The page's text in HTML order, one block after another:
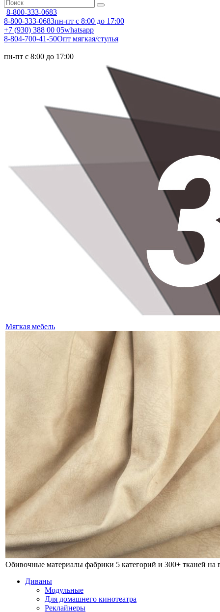
8-800-333-0683
8-800-333-0683пн-пт с 8:00 до 17:00
+7 (930) 388 00 05whatsapp
8-804-700-41-50Опт мягкая/стулья
пн-пт с 8:00 до 17:00
Мягкая мебель
Обивочные материалы фабрики 5 категорий и 300+ тканей на
Диваны
Модульные
Для домашнего кинотеатра
Реклайнеры